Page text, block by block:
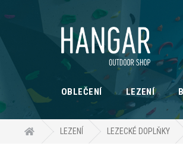
na
OBLEČENÍ LEZENÍ
Domů LEZENÍ LEZECKÉ DOPLŇKY